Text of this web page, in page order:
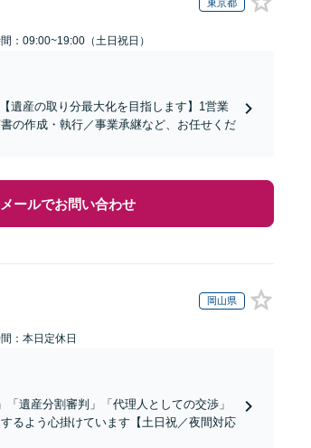
東京都
：09:00~19:00（土日祝日）
遺産の取り分最大化を目指します】1営業
の作成・執行／事業承継など、お任せくだ
メールでお問い合わせ
岡山県
：本日定休日
遺産分割審判」「代理人としての交渉」
るよう心掛けています【土日祝／夜間対応